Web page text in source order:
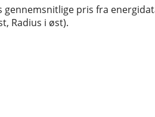
gennemsnitlige pris fra
Radius i øst).